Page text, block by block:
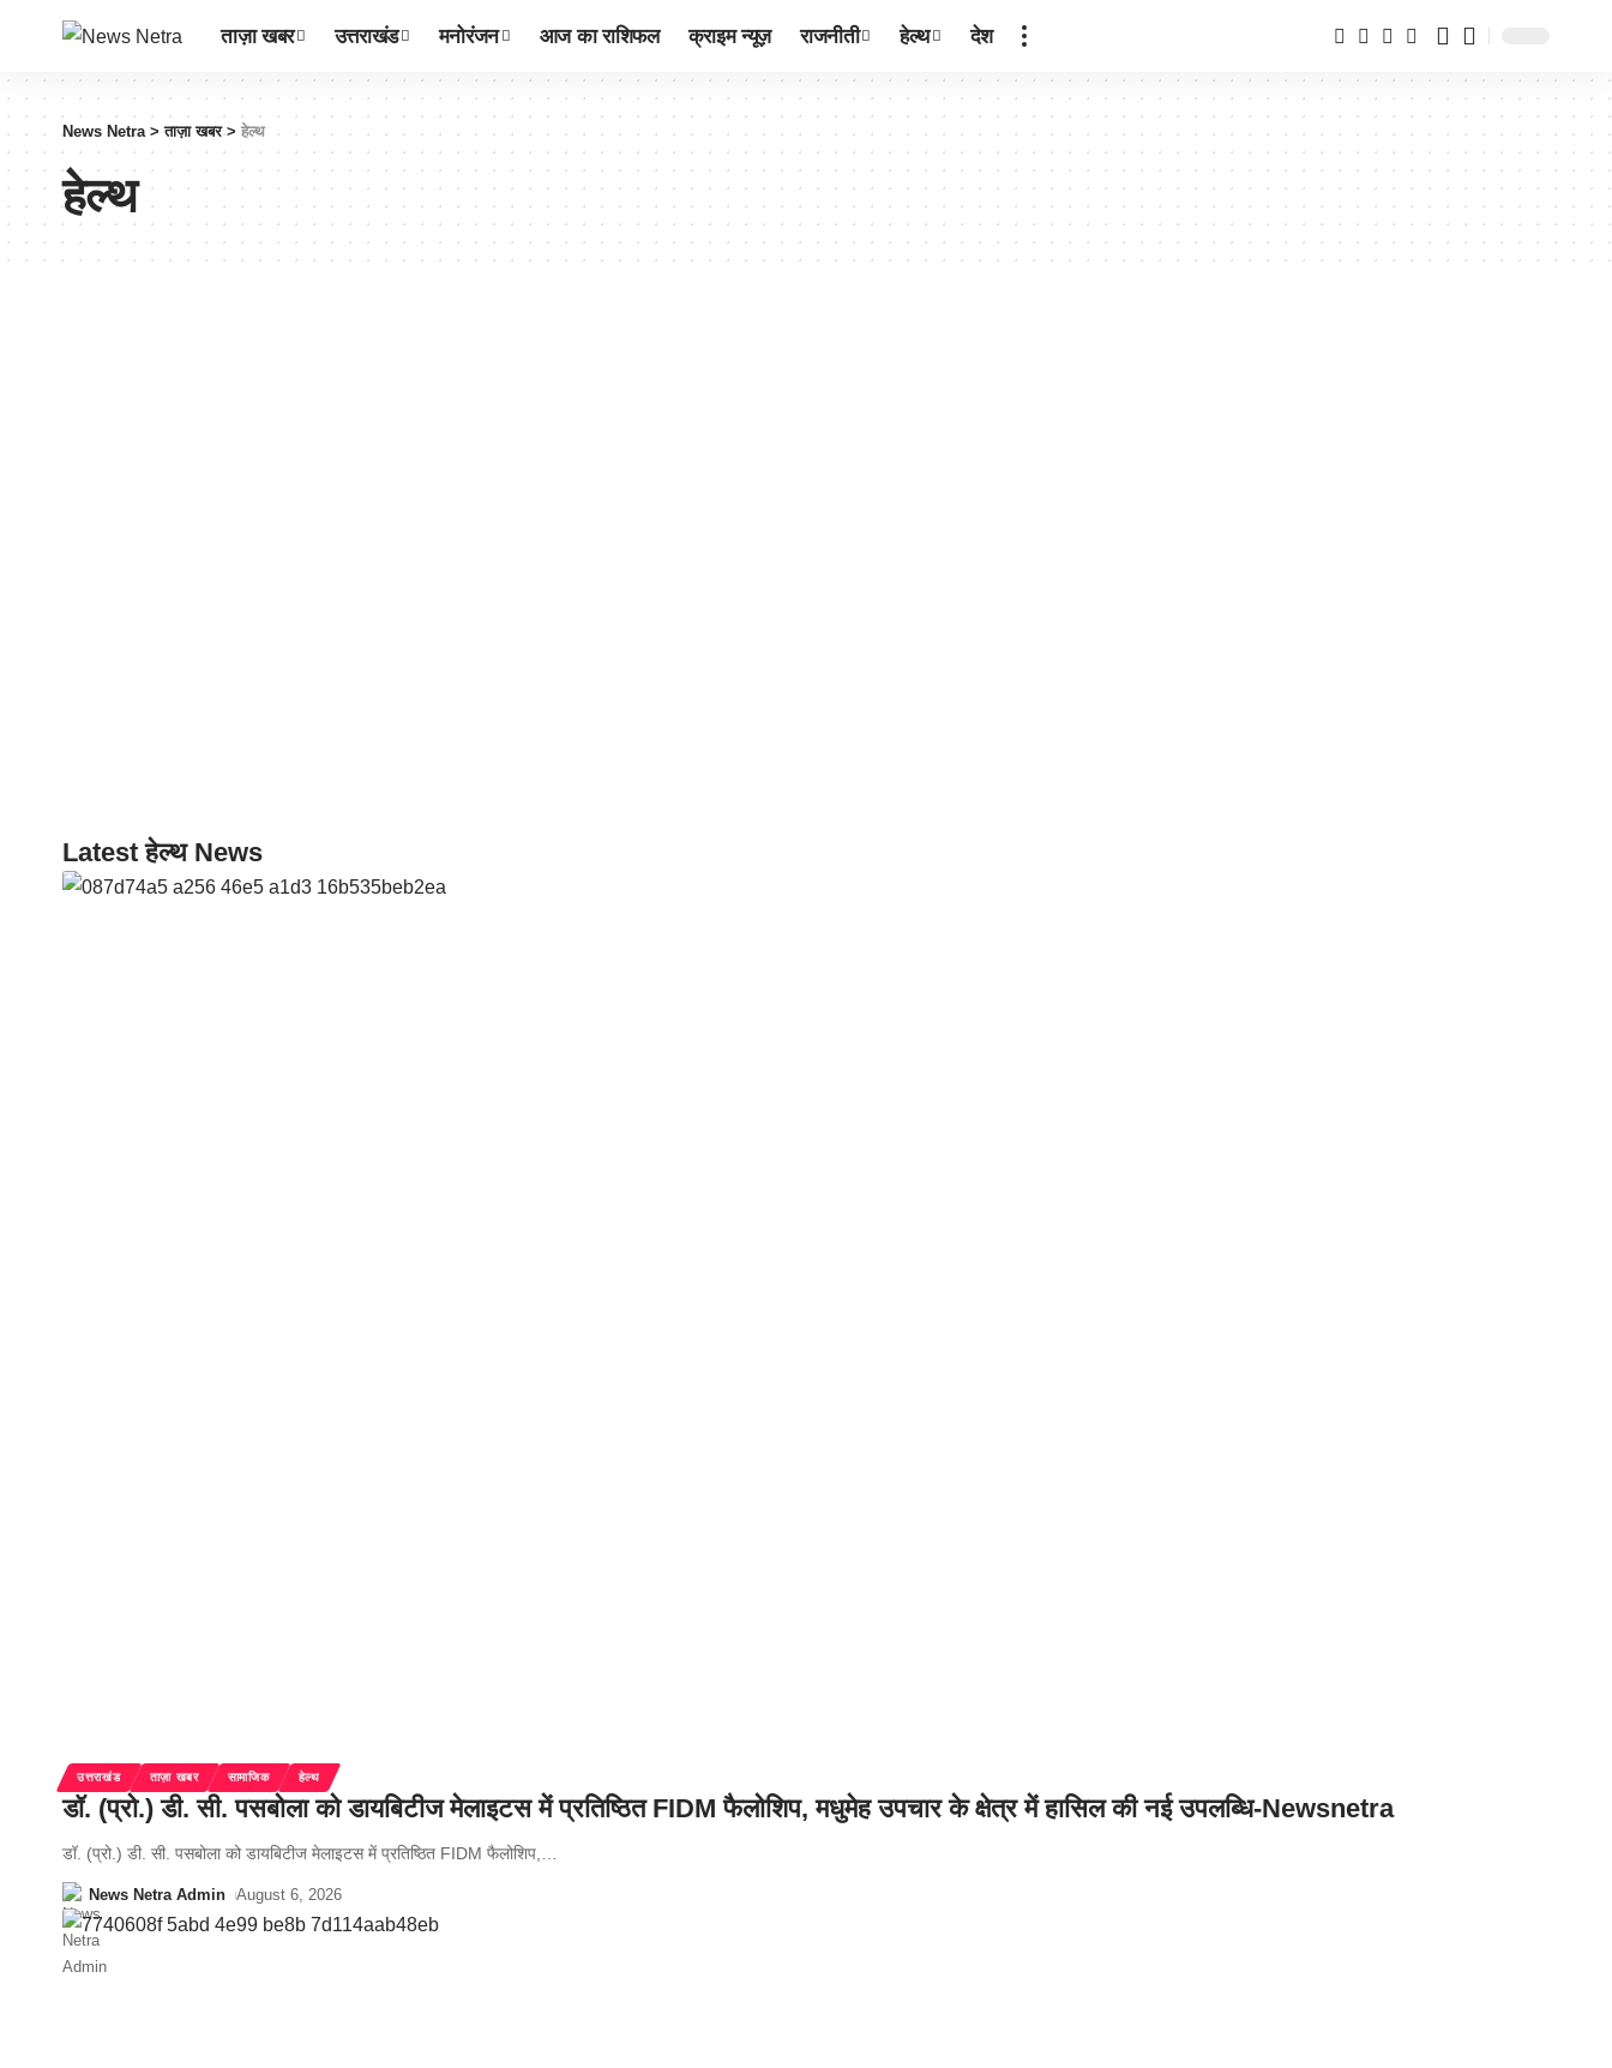
ताज़ा खबर उत्तराखंड मनोरंजन आज का राशिफल क्राइम न्यूज़ राजनीती हेल्थ देश
News Netra>ताज़ा खबर> हेल्थ
हेल्थ
Latest हेल्थ News
उत्तराखंड ताज़ा खबर सामाजिक हेल्थ
डॉ. (प्रो.) डी. सी. पसबोला को डायबिटीज मेलाइटस में प्रतिष्ठित FIDM फैलोशिप, मधुमेह उपचार के क्षेत्र में हासिल की नई उपलब्धि-Newsnetra
डॉ. (प्रो.) डी. सी. पसबोला को डायबिटीज मेलाइटस में प्रतिष्ठित FIDM फैलोशिप,
News Netra Admin August 6, 2026